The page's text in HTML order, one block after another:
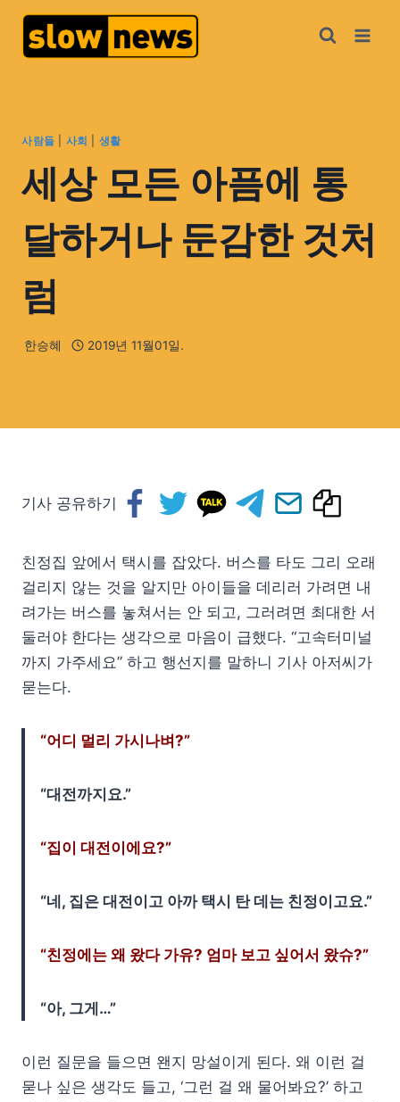
사람들 사회 생활
세상 모든 아픔에 통
달하거나 둔감한 것처
럼
한승혜 2019년 11월01일.
기사 공유하기
친정집 앞에서 택시를 잡았다. 버스를 타도 그리 오래
걸리지 않는 것을 알지만 아이들을 데리러 가려면 내
려가는 버스를 놓쳐서는 안 되고, 그러려면 최대한 서
둘러야 한다는 생각으로 마음이 급했다. “고속터미널
까지 가주세요” 하고 행선지를 말하니 기사 아저씨가
묻는다.
“어디 멀리 가시나벼?”
“대전까지요.”
“집이 대전이에요?”
“네, 집은 대전이고 아까 택시 탄 데는 친정이고요.”
“친정에는 왜 왔다 가유? 엄마 보고 싶어서 왔슈?”
“아, 그게…”
이런 질문을 들으면 왠지 망설이게 된다. 왜 이런 걸
묻나 싶은 생각도 들고, ‘그런 걸 왜 물어봐요?’ 하고